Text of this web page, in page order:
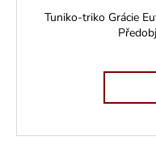
Tuniko-triko Grácie